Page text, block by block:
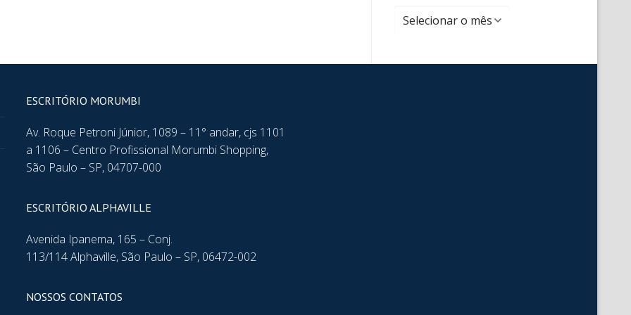
ESCRITÓRIO MORUMBI
Av. Roque Petroni Júnior, 1089 – 11° andar, cjs 1101
a 1106 – Centro Profissional Morumbi Shopping,
São Paulo – SP, 04707-000
ESCRITÓRIO ALPHAVILLE
Avenida Ipanema, 165 – Conj.
113/114 Alphaville, São Paulo – SP, 06472-002
NOSSOS CONTATOS